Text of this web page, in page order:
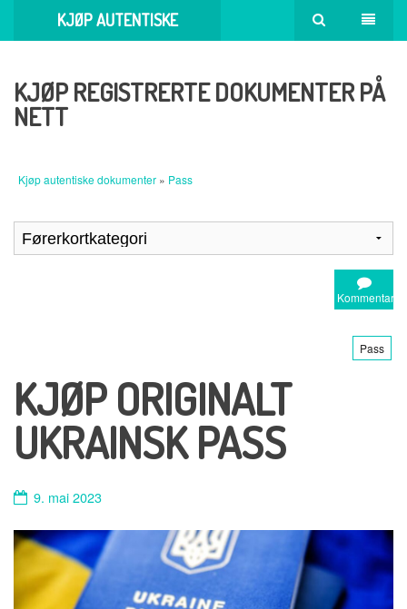
KJØP AUTENTISKE
KJØP REGISTRERTE DOKUMENTER PÅ
NETT
Kjøp autentiske dokumenter » Pass
Kommentar
Pass
KJØP ORIGINALT
UKRAINSK PASS
9. mai 2023